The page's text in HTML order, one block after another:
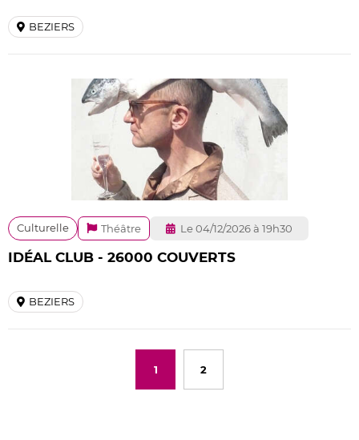
BEZIERS
Culturelle Théâtre Le 04/12/2026 à 19h30
IDÉAL CLUB - 26000 COUVERTS
BEZIERS
1 2